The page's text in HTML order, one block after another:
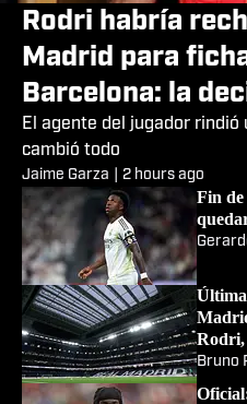
Rodri habría
Madrid para
Barcelona: la
sacudiría el
El agente del jugador rindió
cambió todo
Jaime Garza 2 hours ago
Fin de
Rodri,
Bruno